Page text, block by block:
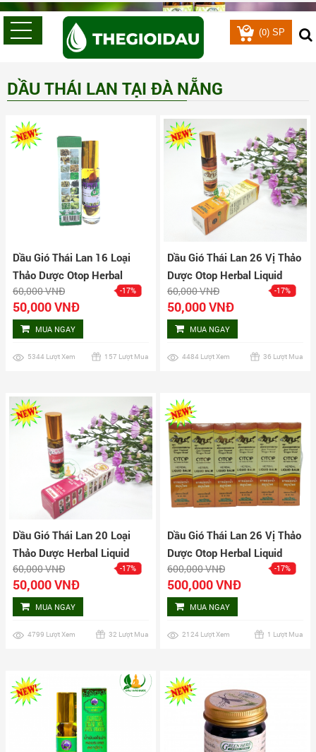
(0) SP
DẦU THÁI LAN TẠI ĐÀ NẴNG
Dầu Gió Thái Lan 16 Loại
Thảo Dược Otop Herbal
Liquid Balm Yatim Brand
60,000 VNĐ -17%
50,000 VNĐ
MUA NGAY
5344 Lượt Xem 157 Lượt Mua
Dầu Gió Thái Lan 26 Vị Thảo
Dược Otop Herbal Liquid
Balm
60,000 VNĐ -17%
50,000 VNĐ
MUA NGAY
4484 Lượt Xem 36 Lượt Mua
Dầu Gió Thái Lan 20 Loại
Thảo Dược Herbal Liquid
Balm
60,000 VNĐ -17%
50,000 VNĐ
MUA NGAY
4799 Lượt Xem 32 Lượt Mua
Dầu Gió Thái Lan 26 Vị Thảo
Dược Otop Herbal Liquid
Balm Lốc 12 Chai
600,000 VNĐ -17%
500,000 VNĐ
MUA NGAY
2124 Lượt Xem 1 Lượt Mua